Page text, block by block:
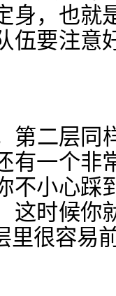
身，也就
伍要注意
第二层同
有一个非
不小心踩
这时候你
里很容易